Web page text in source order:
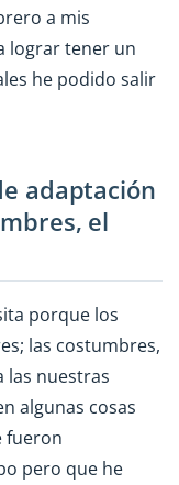
a mis
lograr tener un
he podido salir
adaptación
el
porque los
las costumbres,
las nuestras
algunas cosas
fueron
pero que he